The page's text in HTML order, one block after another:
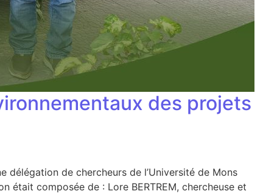
des projets
délégation de chercheurs de l’Université de Mons
était composée de : Lore BERTREM, chercheuse et